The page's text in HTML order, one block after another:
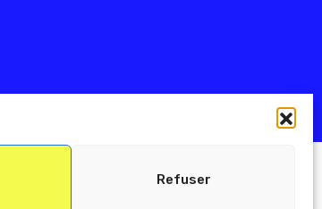
Refuser